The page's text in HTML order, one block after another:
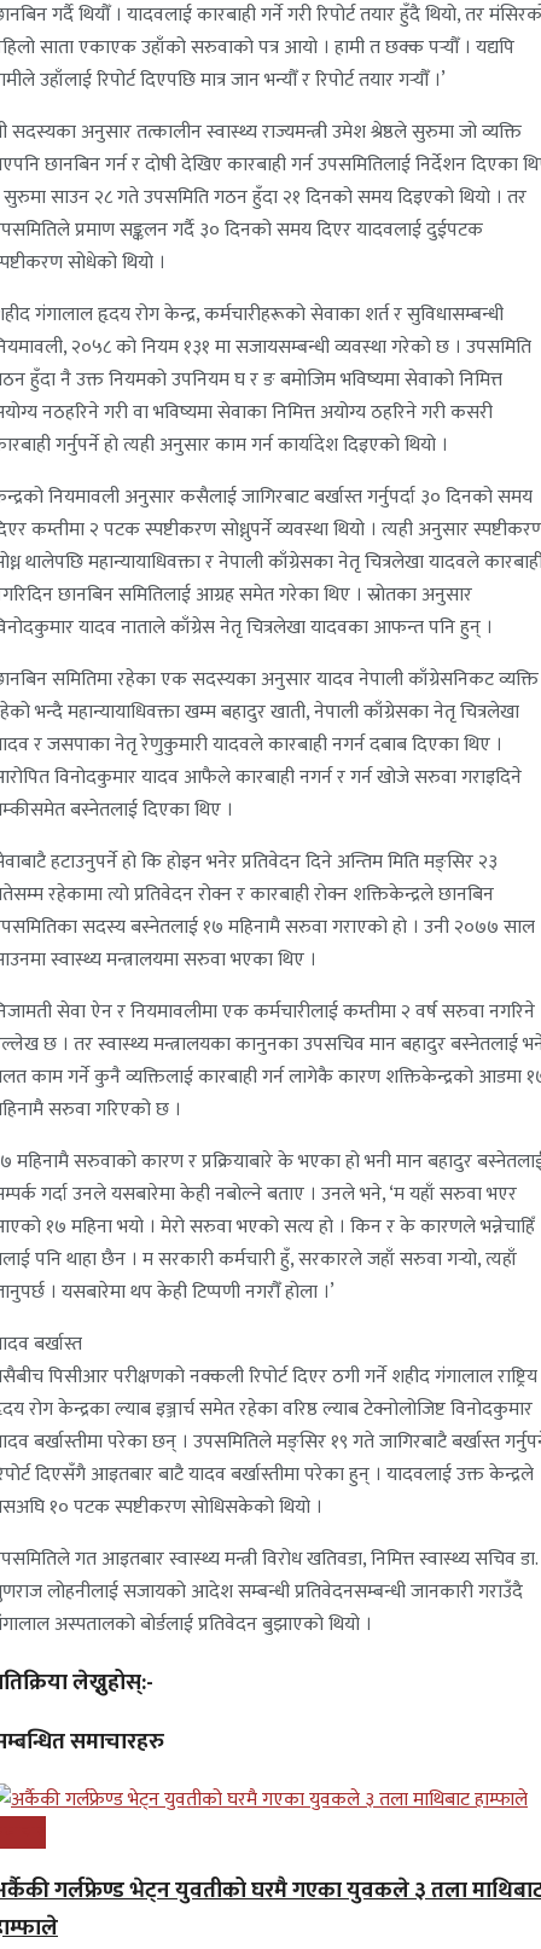
गर्दै थियौँ । यादवलाई कारबाही गर्ने गरी रिपोर्ट तयार हुँदै थियो, तर
साता एकाएक उहाँको सरुवाको पत्र आयो । हामी त छक्क पर्‍यौँ । यद्यपि
उहाँलाई रिपोर्ट दिएपछि मात्र जान भन्यौँ र रिपोर्ट तयार गर्‍यौँ ।’
सदस्यका अनुसार तत्कालीन स्वास्थ्य राज्यमन्त्री उमेश श्रेष्ठले सुरुमा जो व्यक्ति
छानबिन गर्न र दोषी देखिए कारबाही गर्न उपसमितिलाई निर्देशन दिएका
सुरुमा साउन २८ गते उपसमिति गठन हुँदा २१ दिनको समय दिइएको थियो । तर
प्रमाण सङ्कलन गर्दै ३० दिनको समय दिएर यादवलाई दुईपटक
सोधेको थियो ।
गंगालाल हृदय रोग केन्द्र, कर्मचारीहरूको सेवाका शर्त र सुविधासम्बन्धी
२०५८ को नियम १३१ मा सजायसम्बन्धी व्यवस्था गरेको छ । उपसमिति
हुँदा नै उक्त नियमको उपनियम घ र ङ बमोजिम भविष्यमा सेवाको निमित्त
नठहरिने गरी वा भविष्यमा सेवाका निमित्त अयोग्य ठहरिने गरी कसरी
गर्नुपर्ने हो त्यही अनुसार काम गर्न कार्यादेश दिइएको थियो ।
नियमावली अनुसार कसैलाई जागिरबाट बर्खास्त गर्नुपर्दा ३० दिनको समय
कम्तीमा २ पटक स्पष्टीकरण सोध्नुपर्ने व्यवस्था थियो । त्यही अनुसार
थालेपछि महान्यायाधिवक्ता र नेपाली काँग्रेसका नेतृ चित्रलेखा यादवले
छानबिन समितिलाई आग्रह समेत गरेका थिए । स्रोतका अनुसार
यादव नाताले काँग्रेस नेतृ चित्रलेखा यादवका आफन्त पनि हुन् ।
समितिमा रहेका एक सदस्यका अनुसार यादव नेपाली काँग्रेसनिकट व्यक्ति
भन्दै महान्यायाधिवक्ता खम्म बहादुर खाती, नेपाली काँग्रेसका नेतृ चित्रलेखा
र जसपाका नेतृ रेणुकुमारी यादवले कारबाही नगर्न दबाब दिएका थिए ।
विनोदकुमार यादव आफैले कारबाही नगर्न र गर्न खोजे सरुवा गराइदिने
बस्नेतलाई दिएका थिए ।
हटाउनुपर्ने हो कि होइन भनेर प्रतिवेदन दिने अन्तिम मिति मङ्सिर २३
रहेकामा त्यो प्रतिवेदन रोक्न र कारबाही रोक्न शक्तिकेन्द्रले छानबिन
सदस्य बस्नेतलाई १७ महिनामै सरुवा गराएको हो । उनी २०७७ साल
स्वास्थ्य मन्त्रालयमा सरुवा भएका थिए ।
सेवा ऐन र नियमावलीमा एक कर्मचारीलाई कम्तीमा २ वर्ष सरुवा नगरिने
छ । तर स्वास्थ्य मन्त्रालयका कानुनका उपसचिव मान बहादुर बस्नेतलाई
काम गर्ने कुनै व्यक्तिलाई कारबाही गर्न लागेकै कारण शक्तिकेन्द्रको आडमा
सरुवा गरिएको छ ।
महिनामै सरुवाको कारण र प्रक्रियाबारे के भएका हो भनी मान बहादुर
गर्दा उनले यसबारेमा केही नबोल्ने बताए । उनले भने, ‘म यहाँ सरुवा भएर
१७ महिना भयो । मेरो सरुवा भएको सत्य हो । किन र के कारणले भन्नेचाहिँ
पनि थाहा छैन । म सरकारी कर्मचारी हुँ, सरकारले जहाँ सरुवा गर्‍यो, त्यहाँ
। यसबारेमा थप केही टिप्पणी नगरौँ होला ।’
बर्खास्त
पिसीआर परीक्षणको नक्कली रिपोर्ट दिएर ठगी गर्ने शहीद गंगालाल राष्ट्रिय
रोग केन्द्रका ल्याब इञ्जार्च समेत रहेका वरिष्ठ ल्याब टेक्नोलोजिष्ट विनोदकुमार
बर्खास्तीमा परेका छन् । उपसमितिले मङ्सिर १९ गते जागिरबाटै बर्खास्त
दिएसँगै आइतबार बाटै यादव बर्खास्तीमा परेका हुन् । यादवलाई उक्त केन्द्रले
१० पटक स्पष्टीकरण सोधिसकेको थियो ।
गत आइतबार स्वास्थ्य मन्त्री विरोध खतिवडा, निमित्त स्वास्थ्य सचिव डा.
लोहनीलाई सजायको आदेश सम्बन्धी प्रतिवेदनसम्बन्धी जानकारी गराउँदै
अस्पतालको बोर्डलाई प्रतिवेदन बुझाएको थियो ।
लेख्नुहोस्:-
समाचारहरु
गर्लफ्रेण्ड भेट्न युवतीको घरमै गएका युवकले ३ तला